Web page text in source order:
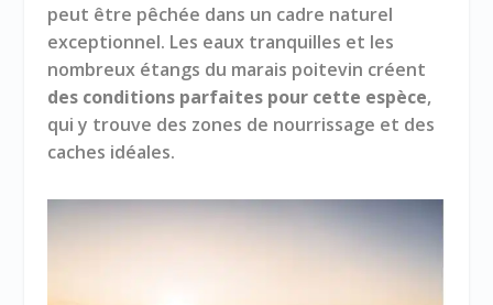
peut être pêchée dans un cadre naturel
exceptionnel. Les eaux tranquilles et les
nombreux étangs du marais poitevin créent
des conditions parfaites pour cette espèce,
qui y trouve des zones de nourrissage et des
caches idéales.